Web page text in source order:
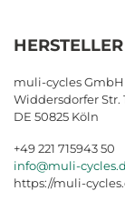
HERSTELLER
muli-cycles GmbH
Widdersdorfer Str.
DE 50825 Köln
+49 221 715943 50
info@muli-
https://muli-